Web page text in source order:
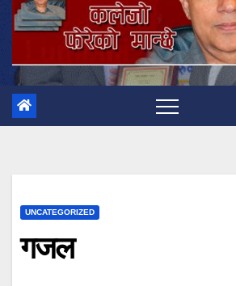
UNCATEGORIZED
गजल